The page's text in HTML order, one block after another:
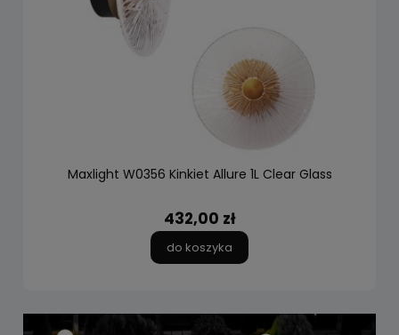
Maxlight W0356 Kinkiet Allure 1L Clear Glass
432,00 zł
do koszyka